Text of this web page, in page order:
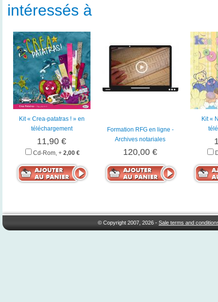
intéressés à
Kit « Crea-patatras ! » en
téléchargement
11,90 €
Cd-Rom, + 2,00 €
Formation RFG en ligne -
Archives notariales
120,00 €
Kit «
© Copyright 2007, 2026 -Sale terms and